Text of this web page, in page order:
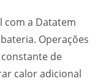
com a Datatem
Operações
de
calor adicional